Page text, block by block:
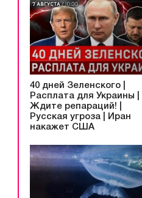
40 дней Зеленского |
Расплата для Украины |
Ждите репараций! |
Русская угроза | Иран
накажет США